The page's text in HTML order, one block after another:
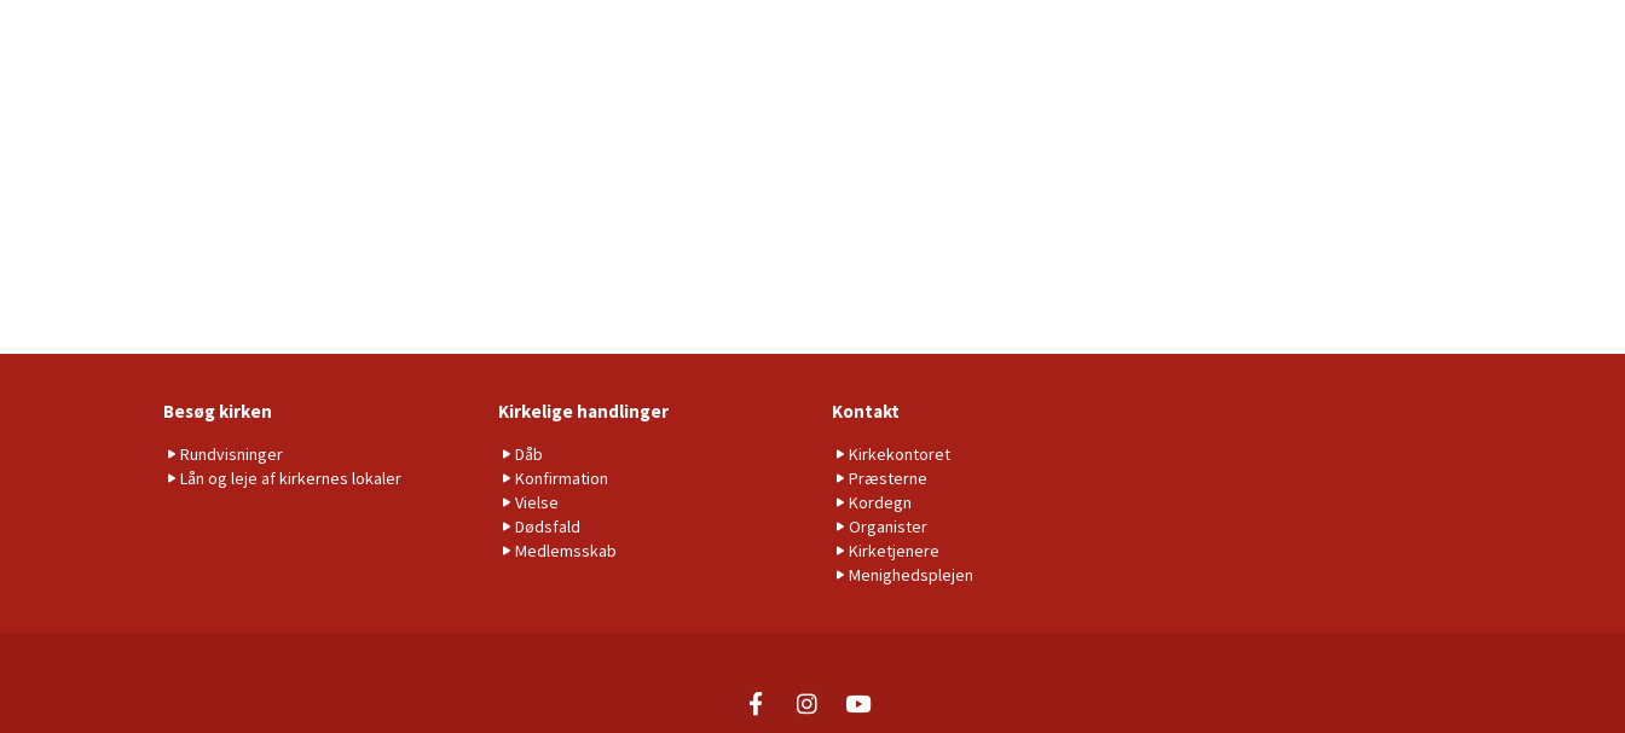
Besøg kirken
Rundvisninger
Lån og leje af kirkernes lokaler
Kirkelige handlinger
Dåb
Konfirmation
Vielse
Dødsfald
Medlemsskab
Kontakt
Kirkekontoret
Præsterne
Kordegn
Organister
Kirketjenere
Menighedsplejen